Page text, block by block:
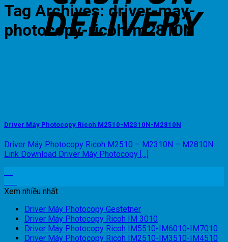
Tag Archives: driver-may-
photocopy-ricoh-m2810N
Driver Máy Photocopy Ricoh M2510-M2310N-M2810N
Driver Máy Photocopy Ricoh M2510 – M2310N – M2810N
Link Download Driver Máy Photocopy [...]
Xem nhiều nhất
Driver Máy Photocopy Gestetner
Driver Máy Photocopy Ricoh IM 3010
Driver Máy Photocopy Ricoh IM5510-IM6010-IM7010
Driver Máy Photocopy Ricoh IM2510-IM3510-IM4510